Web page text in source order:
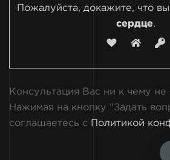
Пожалуйста, докажите, что
сердце.
Консультация Вас ни к чему не
Нажимая на кнопку "Задать
соглашаетесь с
Политикой